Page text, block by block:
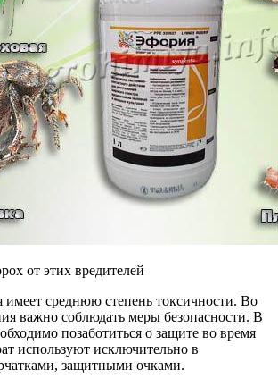
от этих вредителей
среднюю степень токсичности. Во
важно соблюдать меры безопасности. В
позаботиться о защите во время
используют исключительно в
защитными очками.